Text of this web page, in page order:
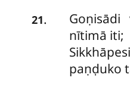
21.
Goṇisādi
nītimā iti;
paṇḍuko